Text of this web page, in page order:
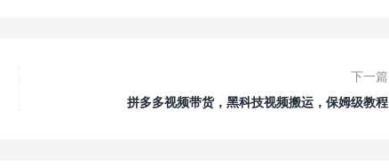
下一篇
拼多多视频带货，黑科技视频搬运，保姆级教程